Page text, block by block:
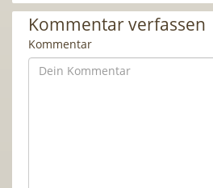
Kommentar verfassen
Kommentar